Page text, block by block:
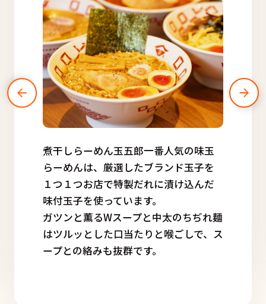
煮干しらーめん玉五郎一番人気の味玉
らーめんは、厳選したブランド玉子を
１つ１つお店で特製だれに漬け込んだ
味付玉子を使っています。
ガツンと薫るWスープと中太のちぢれ麺
はツルッとした口当たりと喉ごしで、ス
ープとの絡みも抜群です。